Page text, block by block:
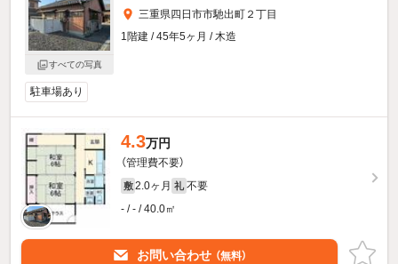
すべての写真
三重県四日市市馳出町２丁目
1階建 / 45年5ヶ月 / 木造
駐車場あり
4.3万円
（管理費不要）
敷 2.0ヶ月 礼 不要
- / - / 40.0㎡
お問い合わせ （無料）